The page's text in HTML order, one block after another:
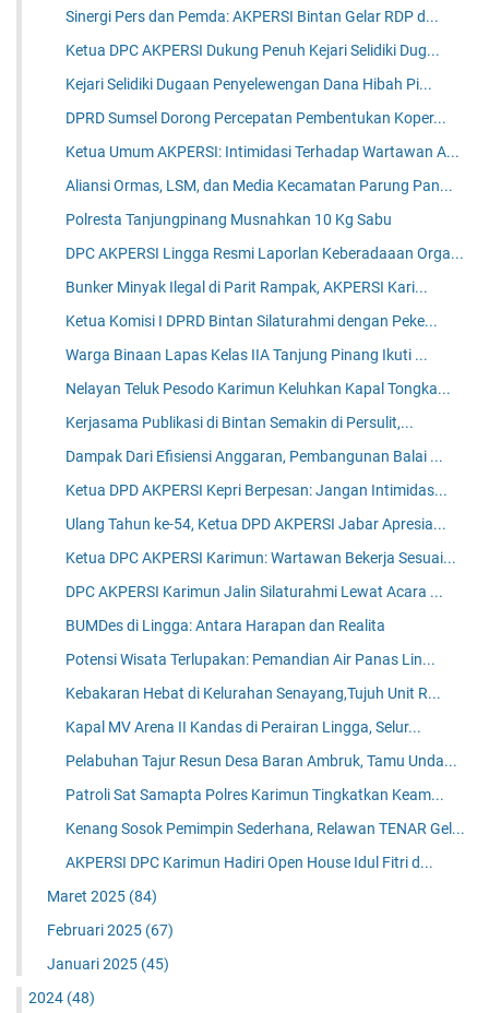
Sinergi Pers dan Pemda: AKPERSI Bintan Gelar RDP d...
Ketua DPC AKPERSI Dukung Penuh Kejari Selidiki Dug...
Kejari Selidiki Dugaan Penyelewengan Dana Hibah Pi...
DPRD Sumsel Dorong Percepatan Pembentukan Koper...
Ketua Umum AKPERSI: Intimidasi Terhadap Wartawan A...
Aliansi Ormas, LSM, dan Media Kecamatan Parung Pan...
Polresta Tanjungpinang Musnahkan 10 Kg Sabu
DPC AKPERSI Lingga Resmi Laporlan Keberadaaan Orga...
Bunker Minyak Ilegal di Parit Rampak, AKPERSI Kari...
Ketua Komisi I DPRD Bintan Silaturahmi dengan Peke...
Warga Binaan Lapas Kelas IIA Tanjung Pinang Ikuti ...
Nelayan Teluk Pesodo Karimun Keluhkan Kapal Tongka...
Kerjasama Publikasi di Bintan Semakin di Persulit,...
Dampak Dari Efisiensi Anggaran, Pembangunan Balai ...
Ketua DPD AKPERSI Kepri Berpesan: Jangan Intimidas...
Ulang Tahun ke-54, Ketua DPD AKPERSI Jabar Apresia...
Ketua DPC AKPERSI Karimun: Wartawan Bekerja Sesuai...
DPC AKPERSI Karimun Jalin Silaturahmi Lewat Acara ...
BUMDes di Lingga: Antara Harapan dan Realita
Potensi Wisata Terlupakan: Pemandian Air Panas Lin...
Kebakaran Hebat di Kelurahan Senayang,Tujuh Unit R...
Kapal MV Arena II Kandas di Perairan Lingga, Selur...
Pelabuhan Tajur Resun Desa Baran Ambruk, Tamu Unda...
Patroli Sat Samapta Polres Karimun Tingkatkan Keam...
Kenang Sosok Pemimpin Sederhana, Relawan TENAR Gel...
AKPERSI DPC Karimun Hadiri Open House Idul Fitri d...
Maret 2025 (84)
Februari 2025 (67)
Januari 2025 (45)
2024 (48)